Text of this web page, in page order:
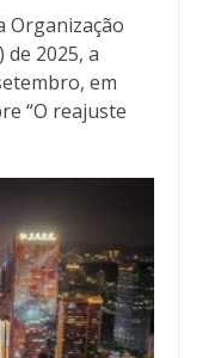
Organização
de 2025, a
em
“O reajuste